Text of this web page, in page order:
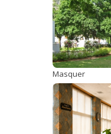
Masquer